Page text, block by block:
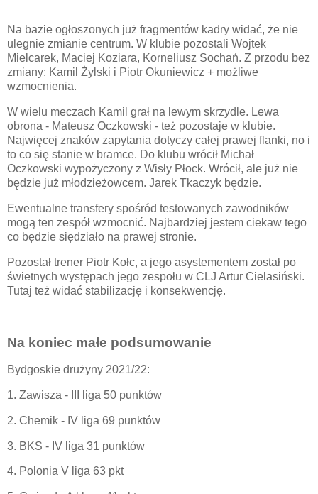
Na bazie ogłoszonych już fragmentów kadry widać, że nie
ulegnie zmianie centrum. W klubie pozostali Wojtek
Mielcarek, Maciej Koziara, Korneliusz Sochań. Z przodu bez
zmiany: Kamil Żylski i Piotr Okuniewicz + możliwe
wzmocnienia.
W wielu meczach Kamil grał na lewym skrzydle. Lewa
obrona - Mateusz Oczkowski - też pozostaje w klubie.
Najwięcej znaków zapytania dotyczy całej prawej flanki, no i
to co się stanie w bramce. Do klubu wrócił Michał
Oczkowski wypożyczony z Wisły Płock. Wrócił, ale już nie
będzie już młodzieżowcem. Jarek Tkaczyk będzie.
Ewentualne transfery spośród testowanych zawodników
mogą ten zespół wzmocnić. Najbardziej jestem ciekaw tego
co będzie siędziało na prawej stronie.
Pozostał trener Piotr Kołc, a jego asystementem został po
świetnych występach jego zespołu w CLJ Artur Cielasiński.
Tutaj też widać stabilizację i konsekwencję.
Na koniec małe podsumowanie
Bydgoskie drużyny 2021/22:
1. Zawisza - III liga 50 punktów
2. Chemik - IV liga 69 punktów
3. BKS - IV liga 31 punktów
4. Polonia V liga 63 pkt